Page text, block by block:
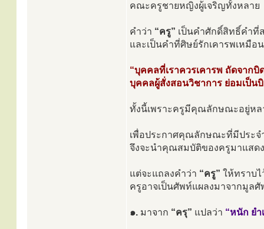
คณะครูชายหญิงผู้เจริญทั้งหลาย
คำว่า “ครู” เป็นคำศักดิ์สิทธิ์คำที่
และเป็นคำที่ศิษย์รักเคารพเหมือ
“บุคคลที่เราควรเคารพ ถัดจากบิ
บุคคลผู้สั่งสอนวิชาการ ย่อมเป็น
ทั้งนี้เพราะครูมีคุณลักษณะอยู่หล
เพื่อประกาศคุณลักษณะที่มีประจ
จึงจะนำคุณสมบัติของครูมาแสดง
แต่จะแถลงคำว่า “ครู” ให้ทราบ
ครูอาจเป็นศัพท์แผลงมาจากมูลศั
๑. มาจาก “ครุ” แปลว่า “หนัก ยำ